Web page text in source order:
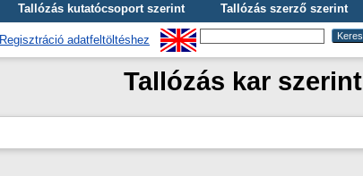
Tallózás kutatócsoport szerint Tallózás szerző szerint
Regisztráció adatfeltöltéshez
Tallózás kar szerint